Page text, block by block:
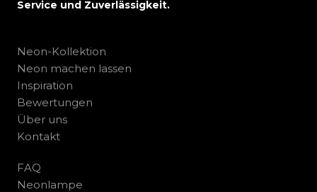
Service und Zuverlässigkeit.
Neon-Kollektion
Neon machen lassen
Inspiration
Bewertungen
Über uns
Kontakt
FAQ
Neonlampe